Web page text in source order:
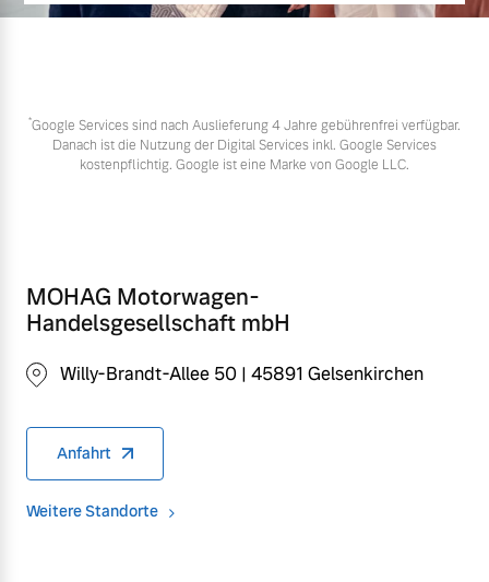
*Google Services sind nach Auslieferung 4 Jahre gebührenfrei verfügbar.
Danach ist die Nutzung der Digital Services inkl. Google Services
kostenpflichtig. Google ist eine Marke von Google LLC.
MOHAG Motorwagen-
Handelsgesellschaft mbH
Willy-Brandt-Allee 50 | 45891 Gelsenkirchen
Anfahrt
Weitere Standorte